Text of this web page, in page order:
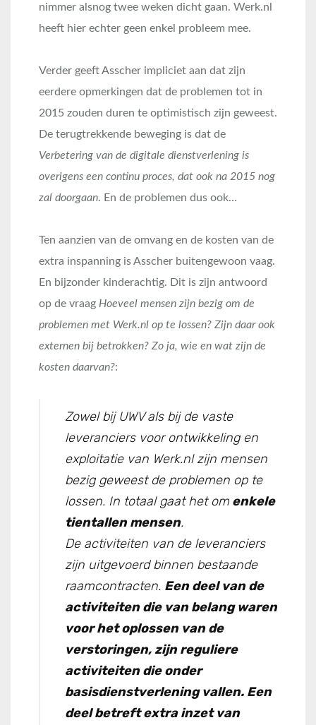
nimmer alsnog twee weken dicht gaan. Werk.nl
heeft hier echter geen enkel probleem mee.
Verder geeft Asscher impliciet aan dat zijn
eerdere opmerkingen dat de problemen tot in
2015 zouden duren te optimistisch zijn geweest.
De terugtrekkende beweging is dat de
Verbetering van de digitale dienstverlening is
overigens een continu proces, dat ook na 2015 nog
zal doorgaan. En de problemen dus ook…
Ten aanzien van de omvang en de kosten van de
extra inspanning is Asscher buitengewoon vaag.
En bijzonder kinderachtig. Dit is zijn antwoord
op de vraag Hoeveel mensen zijn bezig om de
problemen met Werk.nl op te lossen? Zijn daar ook
externen bij betrokken? Zo ja, wie en wat zijn de
kosten daarvan?:
Zowel bij UWV als bij de vaste
leveranciers voor ontwikkeling en
exploitatie van Werk.nl zijn mensen
bezig geweest de problemen op te
lossen. In totaal gaat het om enkele
tientallen mensen.
De activiteiten van de leveranciers
zijn uitgevoerd binnen bestaande
raamcontracten. Een deel van de
activiteiten die van belang waren
voor het oplossen van de
verstoringen, zijn reguliere
activiteiten die onder
basisdienstverlening vallen. Een
deel betreft extra inzet van